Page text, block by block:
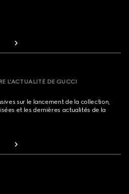
L’ACTUALITÉ DE GUCCI
sur le lancement de la collection,
et les dernières actualités de la